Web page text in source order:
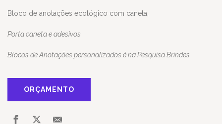
Bloco de anotações ecológico com caneta,
Porta caneta e adesivos
Blocos de Anotações personalizados é na Pesquisa Brindes
ORÇAMENTO